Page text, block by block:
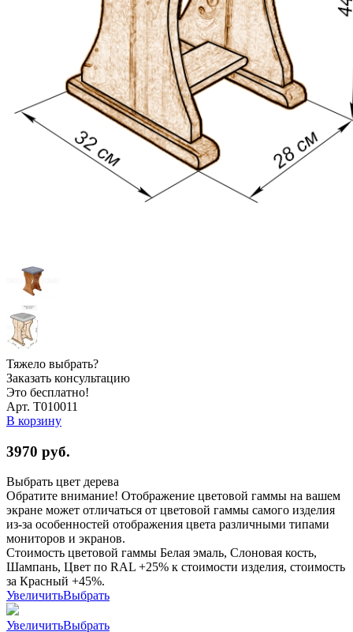
Тяжело выбрать?
Заказать консультацию
Это бесплатно!
Арт. Т010011
В корзину
3970 руб.
Выбрать цвет дерева
Обратите внимание! Отображение цветовой гаммы на вашем
экране может отличаться от цветовой гаммы самого изделия
из-за особенностей отображения цвета различными типами
мониторов и экранов.
Стоимость цветовой гаммы Белая эмаль, Слоновая кость,
Шампань, Цвет по RAL +25% к стоимости изделия, стоимость
за Красный +45%.
УвеличитьВыбрать
УвеличитьВыбрать